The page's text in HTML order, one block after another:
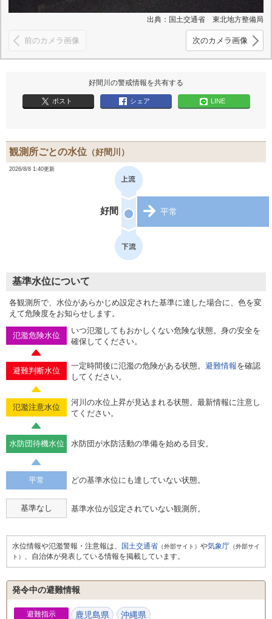
出典：国土交通省 東北地方整備局
前のカメラ画像 次のカメラ画像
好間川の警戒情報を共有する
ポスト シェア LINE
観測所ごとの水位 （好間川）
2026/8/8 1:40更新
好間 平常
基準水位について
各観測所で、水位があらかじめ設定された基準に達した場合に、色を変
えて危険度をお知らせします。
氾濫危険水位
いつ氾濫してもおかしくない危険な状態。身の安全を
確保してください。
避難判断水位
一定時間後に氾濫の危険がある状態。 避難情報を確認
してください。
氾濫注意水位
河川の水位上昇が見込まれる状態。最新情報に注意し
てください。
水防団待機水位 水防団が水防活動の準備を始める目安。
平常 どの基準水位にも達していない状態。
基準なし 基準水位が設定されていない観測所。
水位情報や氾濫警報・注意報は、 国土交通省 （外部サイト） や気象庁 （外部サイ
ト） 、自治体が発表している情報を掲載しています。
発令中の避難情報
避難指示 鹿児島県 沖縄県